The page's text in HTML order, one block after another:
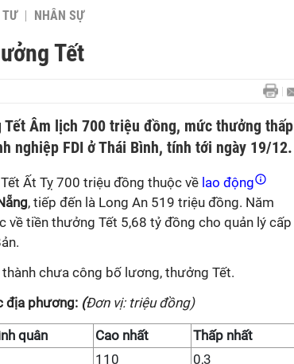
NHÂN SỰ
Tết
Âm lịch 700 triệu đồng, mức thưởng thấp
nghiệp FDI ở Thái Bình, tính tới ngày 19/12.
Ất Tỵ 700 triệu đồng thuộc về lao động
, tiếp đến là Long An 519 triệu đồng. Năm
về tiền thưởng Tết 5,68 tỷ đồng cho quản lý cấp
chưa công bố lương, thưởng Tết.
địa phương: (Đơn vị: triệu đồng)
quân Cao nhất
Thấp nhất
110
0,3